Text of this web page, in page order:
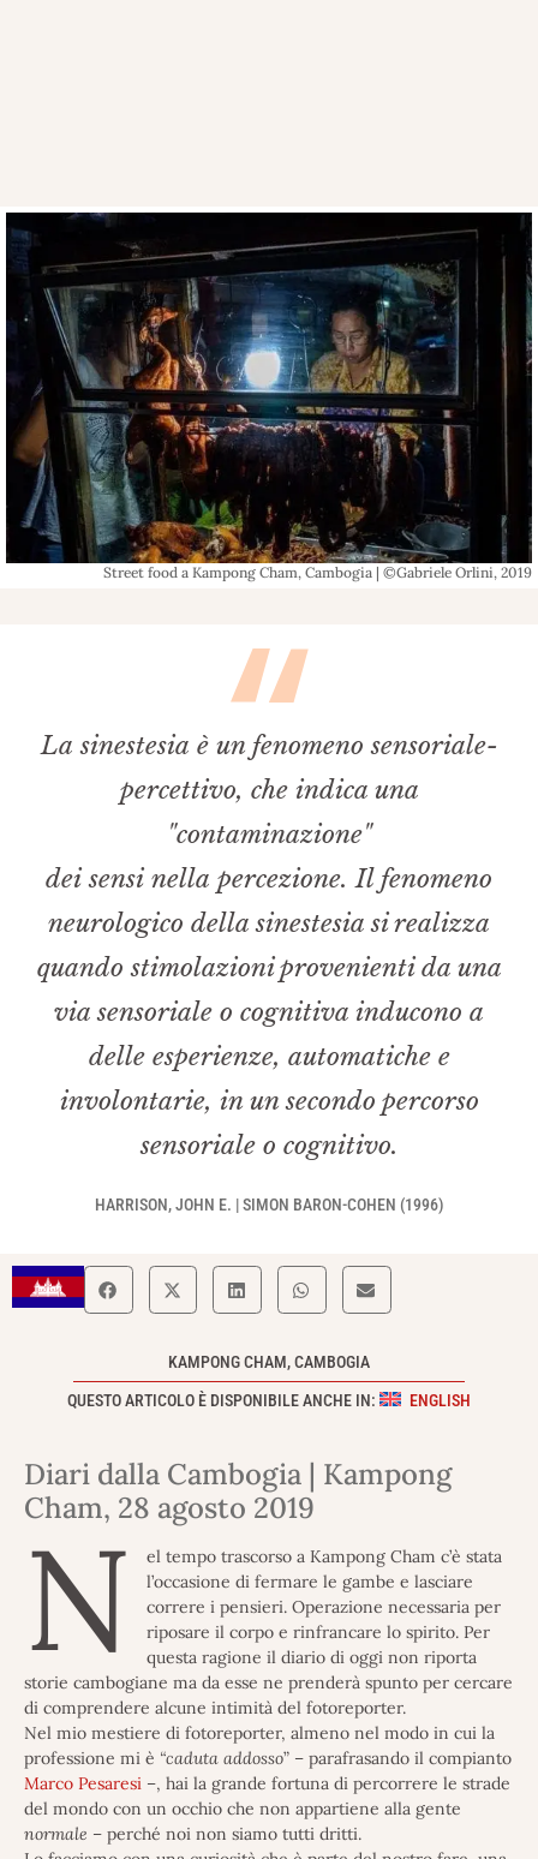
Street food a Kampong Cham, Cambogia | ©Gabriele Orlini, 2019
La sinestesia è un fenomeno sensoriale-
percettivo, che indica una
"contaminazione"
dei sensi nella percezione. Il fenomeno
neurologico della sinestesia si realizza
quando stimolazioni provenienti da una
via sensoriale o cognitiva inducono a
delle esperienze, automatiche e
involontarie, in un secondo percorso
sensoriale o cognitivo.
HARRISON, JOHN E. | SIMON BARON-COHEN (1996)
KAMPONG CHAM, CAMBOGIA
QUESTO ARTICOLO È DISPONIBILE ANCHE IN:
ENGLISH
Diari dalla Cambogia | Kampong
Cham, 28 agosto 2019
N
el tempo trascorso a Kampong Cham c’è stata
l’occasione di fermare le gambe e lasciare
correre i pensieri. Operazione necessaria per
riposare il corpo e rinfrancare lo spirito. Per
questa ragione il diario di oggi non riporta
storie cambogiane ma da esse ne prenderà spunto per cercare
di comprendere alcune intimità del fotoreporter.
Nel mio mestiere di fotoreporter, almeno nel modo in cui la
professione mi è “caduta addosso” – parafrasando il compianto
Marco Pesaresi –, hai la grande fortuna di percorrere le strade
del mondo con un occhio che non appartiene alla gente
normale – perché noi non siamo tutti dritti.